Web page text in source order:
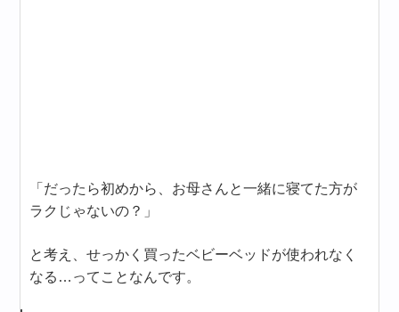
「だったら初めから、お母さんと一緒に寝てた方が
ラクじゃないの？」
と考え、せっかく買ったベビーベッドが使われなく
なる…ってことなんです。